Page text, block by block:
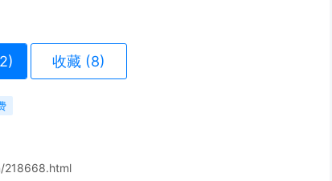
) 收藏 (8)
218668.html